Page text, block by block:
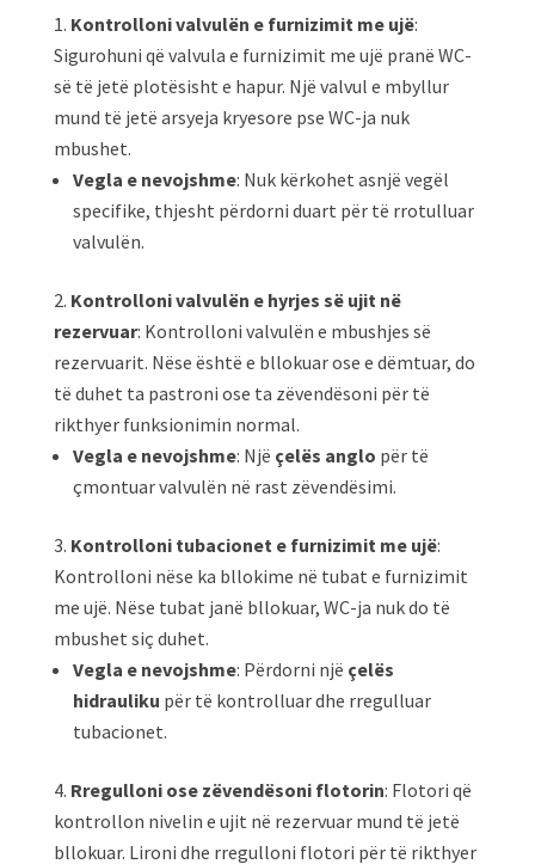
Kontrolloni valvulën e furnizimit me ujë:
Sigurohuni që valvula e furnizimit me ujë pranë WC-
së të jetë plotësisht e hapur. Një valvul e mbyllur
mund të jetë arsyeja kryesore pse WC-ja nuk
mbushet.
Vegla e nevojshme: Nuk kërkohet asnjë vegël
specifike, thjesht përdorni duart për të rrotulluar
valvulën.
Kontrolloni valvulën e hyrjes së ujit në
rezervuar: Kontrolloni valvulën e mbushjes së
rezervuarit. Nëse është e bllokuar ose e dëmtuar, do
të duhet ta pastroni ose ta zëvendësoni për të
rikthyer funksionimin normal.
Vegla e nevojshme: Një çelës anglo për të
çmontuar valvulën në rast zëvendësimi.
Kontrolloni tubacionet e furnizimit me ujë:
Kontrolloni nëse ka bllokime në tubat e furnizimit
me ujë. Nëse tubat janë bllokuar, WC-ja nuk do të
mbushet siç duhet.
Vegla e nevojshme: Përdorni një çelës
hidrauliku për të kontrolluar dhe rregulluar
tubacionet.
Rregulloni ose zëvendësoni flotorin: Flotori që
kontrollon nivelin e ujit në rezervuar mund të jetë
bllokuar. Lironi dhe rregulloni flotori për të rikthyer